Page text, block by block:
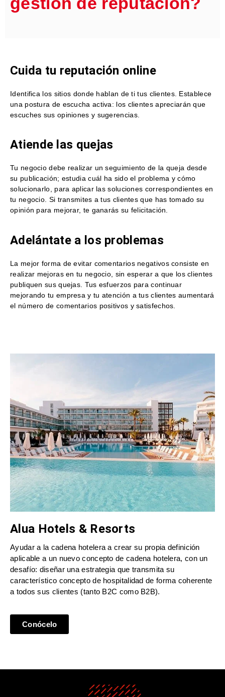
Cuida tu reputación online
Identifica los sitios donde hablan de ti tus clientes. Establece
una postura de escucha activa: los clientes apreciarán que
escuches sus opiniones y sugerencias.
Atiende las quejas
Tu negocio debe realizar un seguimiento de la queja desde
su publicación; estudia cuál ha sido el problema y cómo
solucionarlo, para aplicar las soluciones correspondientes en
tu negocio. Si transmites a tus clientes que has tomado su
opinión para mejorar, te ganarás su felicitación.
Adelántate a los problemas
La mejor forma de evitar comentarios negativos consiste en
realizar mejoras en tu negocio, sin esperar a que los clientes
publiquen sus quejas. Tus esfuerzos para continuar
mejorando tu empresa y tu atención a tus clientes aumentará
el número de comentarios positivos y satisfechos.
Alua Hotels & Resorts
Ayudar a la cadena hotelera a crear su propia definición
aplicable a un nuevo concepto de cadena hotelera, con un
desafío: diseñar una estrategia que transmita su
característico concepto de hospitalidad de forma coherente
a todos sus clientes (tanto B2C como B2B).
Conócelo